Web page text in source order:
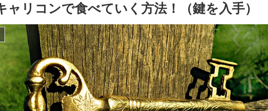
ャリコンで食べていく方法！（鍵を入手）